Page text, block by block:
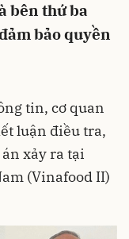
bên thứ ba
bảo quyền
tin, cơ quan
luận điều tra,
xảy ra tại
(Vinafood II)